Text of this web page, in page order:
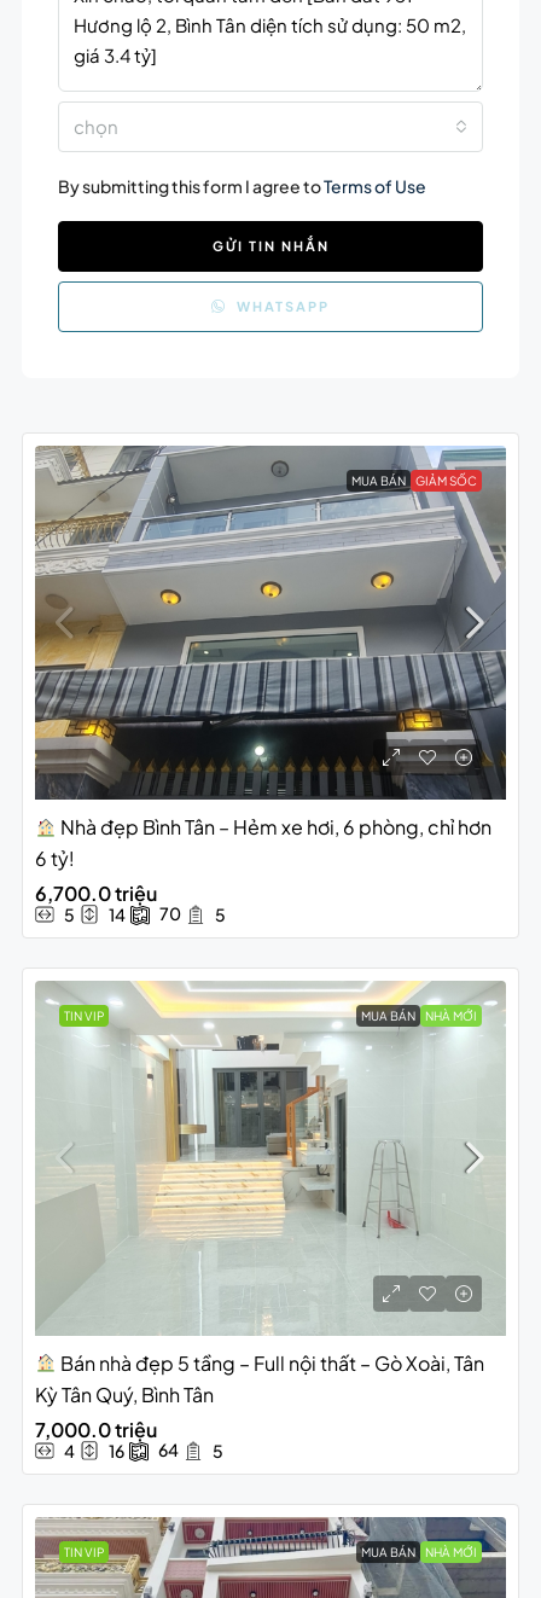
chọn
By submitting this form I agree toTerms of Use
GỬI TIN NHẮN
WHATSAPP
MUA BÁN GIẢM SỐC
Nhà đẹp Bình Tân – Hẻm xe hơi, 6 phòng, chỉ hơn
6 tỷ!
6,700.0 triệu
5 14 70 5
TIN VIP MUA BÁN NHÀ MỚI
Bán nhà đẹp 5 tầng – Full nội thất – Gò Xoài, Tân
Kỳ Tân Quý, Bình Tân
7,000.0 triệu
4 16 64 5
TIN VIP MUA BÁN NHÀ MỚI